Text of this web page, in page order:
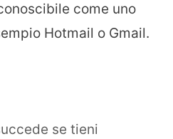
come uno
Hotmail o Gmail.
se tieni